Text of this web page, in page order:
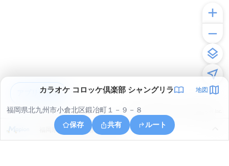
© ONE COMPATH © GeoTechnologies Inc.
カラオケ コロッケ倶楽部 シャングリラ 地図
福岡県北九州市小倉北区鍛冶町１－９－８
保存
共有 ルート
福岡県北九州市小倉北区許斐町
アプリで見る